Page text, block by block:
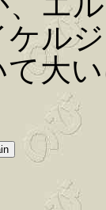
ル
大